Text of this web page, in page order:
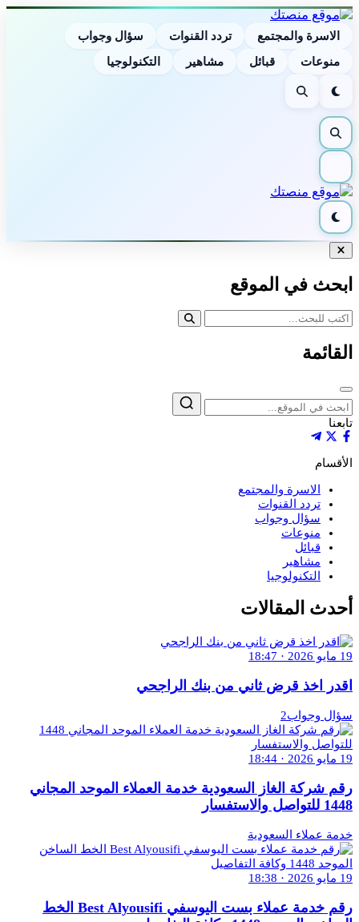
الاسرة والمجتمع تردد القنوات
سؤال وجواب
منوعات
قبائل مشاهير التكنولوجيا
الوضع
بحث
بحث
القائمة
الوضع
الليلي
إغلاق
ابحث في الموقع
القائمة
إغلاق
بحث
تابعنا
الأقسام
الاسرة والمجتمع
تردد القنوات
سؤال وجواب
منوعات
قبائل
مشاهير
التكنولوجيا
أحدث المقالات
19 مايو 2026 · 18:47
اقدر اخذ قرض ثاني من بنك الراجحي
سؤال وجواب2
19 مايو 2026 · 18:44
رقم شركة الغاز السعودية خدمة العملاء الموحد المجاني
1448 للتواصل والاستفسار
خدمة عملاء السعودية
19 مايو 2026 · 18:38
رقم خدمة عملاء بست اليوسفي Best Alyousifi الخط